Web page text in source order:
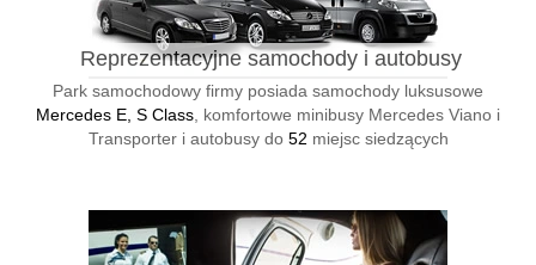
Reprezentacyjne samochody i autobusy
Park samochodowy firmy posiada samochody luksusowe
Mercedes E, S Class , komfortowe minibusy Mercedes Viano i
Transporter i autobusy do 52 miejsc siedzących